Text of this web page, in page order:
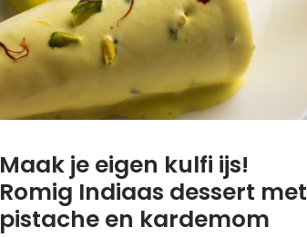
Maak je eigen kulfi ijs!
Romig Indiaas dessert met
pistache en kardemom